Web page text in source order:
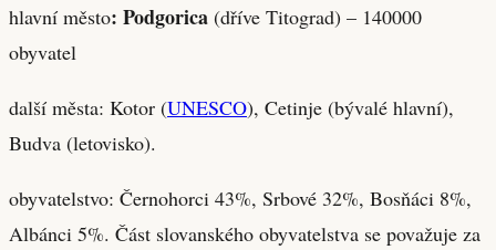
hlavní město: Podgorica (dříve Titograd) – 140000
obyvatel
další města: Kotor (UNESCO), Cetinje (bývalé hlavní),
Budva (letovisko).
obyvatelstvo: Černohorci 43%, Srbové 32%, Bosňáci 8%,
Albánci 5%. Část slovanského obyvatelstva se považuje za